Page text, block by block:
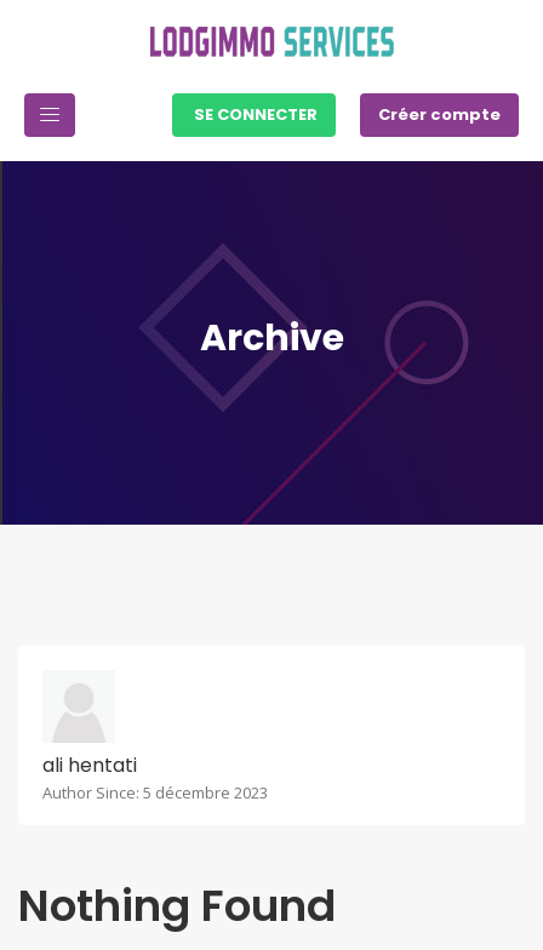
SE CONNECTER Créer compte
Archive
ali hentati
Author Since: 5 décembre 2023
Nothing Found